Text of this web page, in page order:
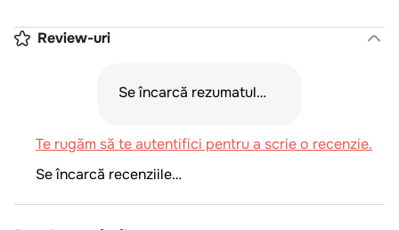
Review-uri
Se încarcă rezumatul…
Te rugăm să te autentifici pentru a scrie o recenzie.
Se încarcă recenziile…